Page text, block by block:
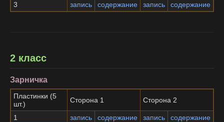
3
запись содержание запись содержание
2 класс
Зарничка
Пластинки (5
шт.)
Сторона 1 Сторона 2
1 запись содержание запись
содержание